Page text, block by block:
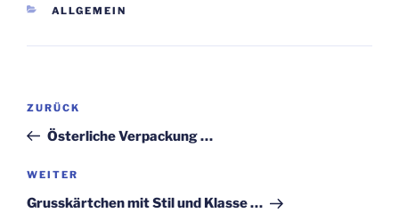
KATEGORIEN
ALLGEMEIN
Beitragsnavigation
Vorheriger
Beitrag
ZURÜCK
Österliche Verpackung …
Nächster
Beitrag
WEITER
Grusskärtchen mit Stil und Klasse …